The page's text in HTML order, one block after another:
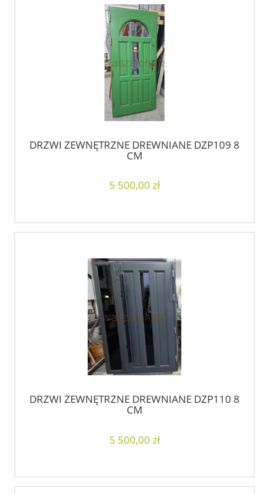
DRZWI ZEWNĘTRZNE DREWNIANE DZP109 8
CM
5 500,00 zł
DRZWI ZEWNĘTRZNE DREWNIANE DZP110 8
CM
5 500,00 zł